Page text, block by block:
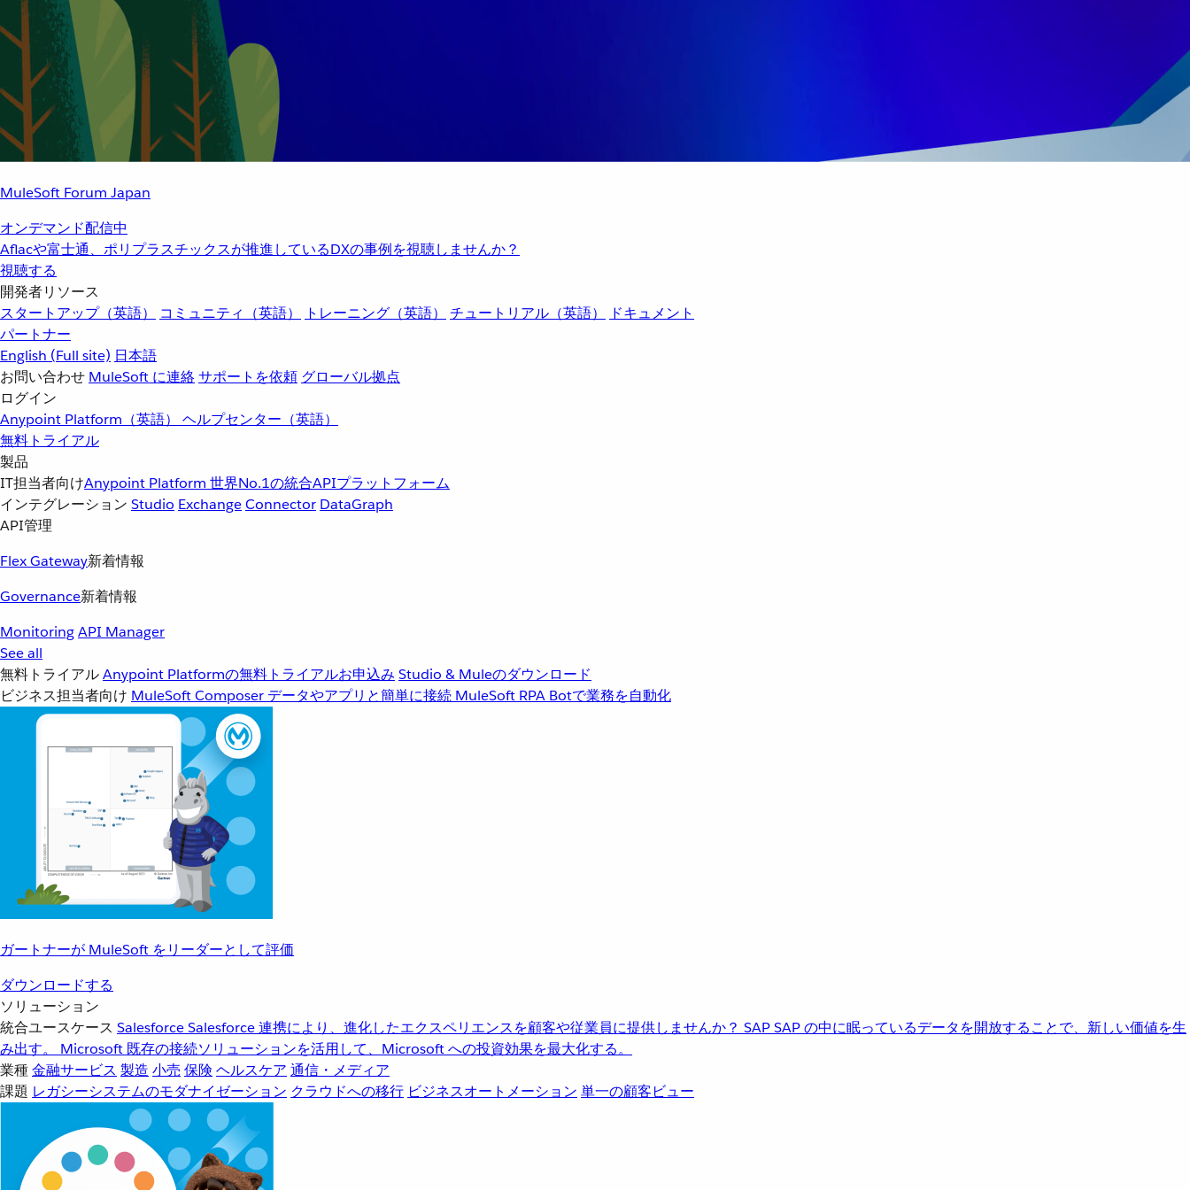
MuleSoft Forum Japan
オンデマンド配信中
Aflacや富士通、ポリプラスチックスが推進しているDXの事例を視聴しませんか？
視聴する
開発者リソース
スタートアップ（英語）
コミュニティ（英語） トレーニング（英語） チュートリアル（英語）
ドキュメント
パートナー
English (Full site) 日本語
お問い合わせ MuleSoft に連絡サポートを依頼 グローバル拠点
ログイン
Anypoint Platform（英語） ヘルプセンター（英語）
無料トライアル
製品
IT担当者向けAnypoint Platform 世界No.1の統合APIプラットフォーム
インテグレーション Studio ExchangeConnector DataGraph
API管理
Flex Gateway新着情報
Governance新着情報
MonitoringAPI Manager
See all
無料トライアルAnypoint Platformの無料トライアルお申込み Studio & Muleのダウンロード
ビジネス担当者向け MuleSoft Composer データやアプリと簡単に接続 MuleSoft RPA Botで業務を自動化
ガートナーが MuleSoft をリーダーとして評価
ダウンロードする
ソリューション
統合ユースケース SalesforceSalesforce 連携により、進化したエクスペリエンスを顧客や従業員に提供しませんか？ SAPSAP の中に眠っているデータを開放することで、新しい価値を生
み出す。
Microsoft 既存の接続ソリューションを活用して、Microsoft への投資効果を最大化する。
業種金融サービス 製造 小売 保険 ヘルスケア 通信・メディア
課題 レガシーシステムのモダナイゼーション クラウドへの移行 ビジネスオートメーション 単一の顧客ビュー